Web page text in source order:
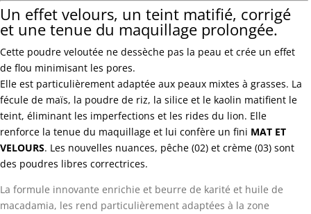
Un effet velours, un teint matifié, corrigé
et une tenue du maquillage prolongée.
Cette poudre veloutée ne dessèche pas la peau et crée un effet
de flou minimisant les pores.
Elle est particulièrement adaptée aux peaux mixtes à grasses. La
fécule de maïs, la poudre de riz, la silice et le kaolin matifient le
teint, éliminant les imperfections et les rides du lion. Elle
renforce la tenue du maquillage et lui confère un fini MAT ET
VELOURS. Les nouvelles nuances, pêche (02) et crème (03) sont
des poudres libres correctrices.
La formule innovante enrichie et beurre de karité et huile de
macadamia, les rend particulièrement adaptées à la zone